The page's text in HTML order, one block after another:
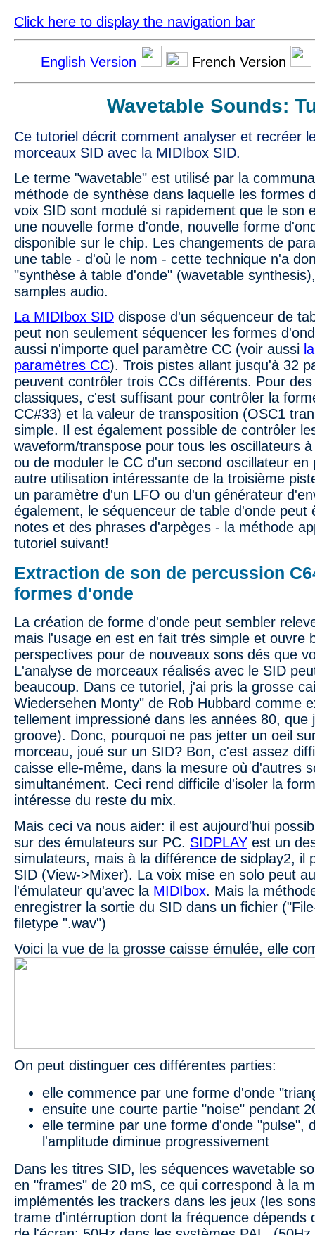
Click here to display the navigation bar
English Version French Version
Wavetable Sounds:
Ce tutoriel décrit comment analyser et recréer
morceaux SID avec la MIDIbox SID.
Le terme "wavetable" est utilisé par la
méthode de synthèse dans laquelle les formes
voix SID sont modulé si rapidement que le son
une nouvelle forme d'onde, nouvelle forme
disponible sur le chip. Les changements de
une table - d'où le nom - cette technique n'a
"synthèse à table d'onde" (wavetable
samples audio.
La MIDIbox SID dispose d'un séquenceur de
peut non seulement séquencer les formes
aussi n'importe quel paramètre CC (voir aussi
paramètres CC). Trois pistes allant jusqu'à 32
peuvent contrôler trois CCs différents. Pour
classiques, c'est suffisant pour contrôler la
CC#33) et la valeur de transposition (OSC1
simple. Il est également possible de contrôler
waveform/transpose pour tous les oscillateurs
ou de moduler le CC d'un second oscillateur en
autre utilisation intéressante de la troisième
un paramètre d'un LFO ou d'un générateur
également, le séquenceur de table d'onde peut
notes et des phrases d'arpèges - la méthode
tutoriel suivant!
Extraction de son de percussion
formes d'onde
La création de forme d'onde peut sembler
mais l'usage en est en fait trés simple et ouvre
perspectives pour de nouveaux sons dés que
L'analyse de morceaux réalisés avec le SID
beaucoup. Dans ce tutoriel, j'ai pris la grosse
Wiedersehen Monty" de Rob Hubbard comme
tellement impressioné dans les années 80, que
groove). Donc, pourquoi ne pas jetter un oeil
morceau, joué sur un SID? Bon, c'est assez
caisse elle-même, dans la mesure où d'autres
simultanément. Ceci rend difficile d'isoler la
intéresse du reste du mix.
Mais ceci va nous aider: il est aujourd'hui
sur des émulateurs sur PC. SIDPLAY est un
simulateurs, mais à la différence de sidplay2, il
SID (View->Mixer). La voix mise en solo peut
l'émulateur qu'avec la MIDIbox. Mais la
enregistrer la sortie du SID dans un fichier
filetype ".wav")
Voici la vue de la grosse caisse émulée, elle
On peut distinguer ces différentes parties:
elle commence par une forme d'onde
ensuite une courte partie "noise" pendant
elle termine par une forme d'onde "pulse",
l'amplitude diminue progressivement
Dans les titres SID, les séquences wavetable
en "frames" de 20 mS, ce qui correspond à la
implémentés les trackers dans les jeux (les
trame d'intérruption dont la fréquence dépends